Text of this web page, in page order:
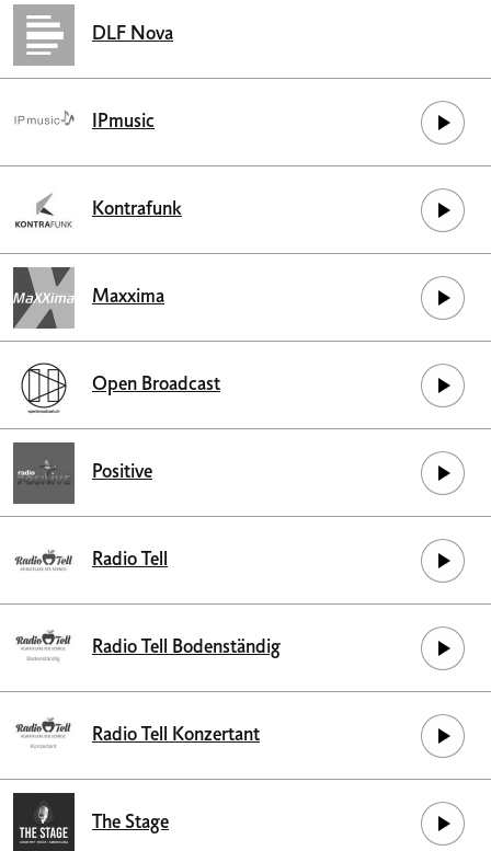
DLF Nova
IPmusic
Kontrafunk
Maxxima
Open Broadcast
Positive
Radio Tell
Radio Tell Bodenständig
Radio Tell Konzertant
The Stage